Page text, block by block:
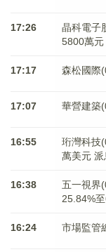
17:26
晶科電子
5800萬元
17:17 森松國際
17:07 華營建築
16:55
珩灣科技
萬美元
16:38
五一視界
25.84%
16:24 市場監管